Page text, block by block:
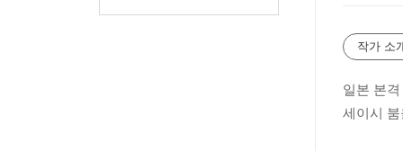
작가 소
일본 본
세이시